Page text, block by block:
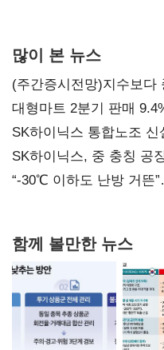
많이 본 뉴스
(주간증시전망)지수보
대형마트 2분기 판매
SK하이닉스 통합노조
불만 확산
SK하이닉스, 중 충칭 공
없어”
“-30℃ 이하도 난방 거뜬
함께 볼만한 뉴스